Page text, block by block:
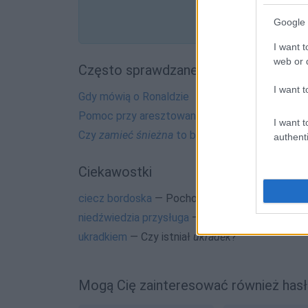
Google
I want
web or
I want
I want
Często sprawdzane
Gdy mówią o Ronaldzie
Pomoc przy aresztowaniu
Czy zamieć śnieżna to błąd?
Ciekawostki
ciecz bordoska — Pochodzenie nazwy
niedźwiedzia przysługa — Dlaczego
ukradkiem — Czy istniał ukradek?
Mogą Cię zainteresować również